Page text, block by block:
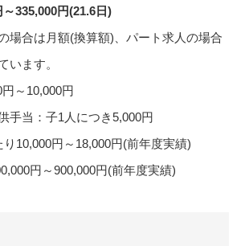
～335,000円(21.6日)
場合は月額(換算額)、パート求人の場合
います。
～10,000円
手当：子1人につき5,000円
り10,000円～18,000円(前年度実績)
円～900,000円(前年度実績)